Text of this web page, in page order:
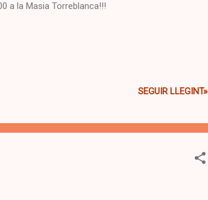
a la Masia Torreblanca!!!
SEGUIR LLEGINT»